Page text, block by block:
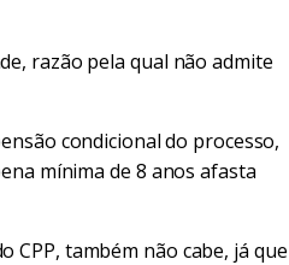
razão pela qual não admite
condicional do processo,
mínima de 8 anos afasta
CPP, também não cabe, já que